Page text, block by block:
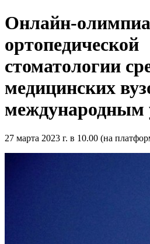
Онлайн-
ортопедической
стоматологии
медицинских
международным
27 марта 2023 г. в 10.00 (на